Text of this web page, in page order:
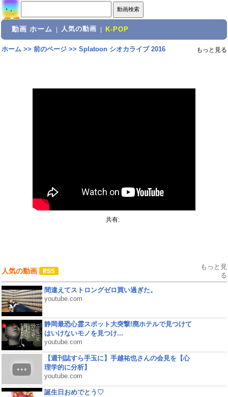
動画 ホーム 人気の動画 K-POP
ホーム>> 前のページ>> Splatoon シオカライブ 2016 もっと見る
共有:
人気の動画
もっと見
る
間違えてストロングゼロ買い過ぎた。
youtube.com
静岡最恐心霊スポット大突撃!廃ホテルで見つけて
はいけないモノを見つけ...
youtube.com
【週刊誌すら手玉に】手越祐也さんの会見を【心
理学的に分析】
youtube.com
誕生日おめでとう♡